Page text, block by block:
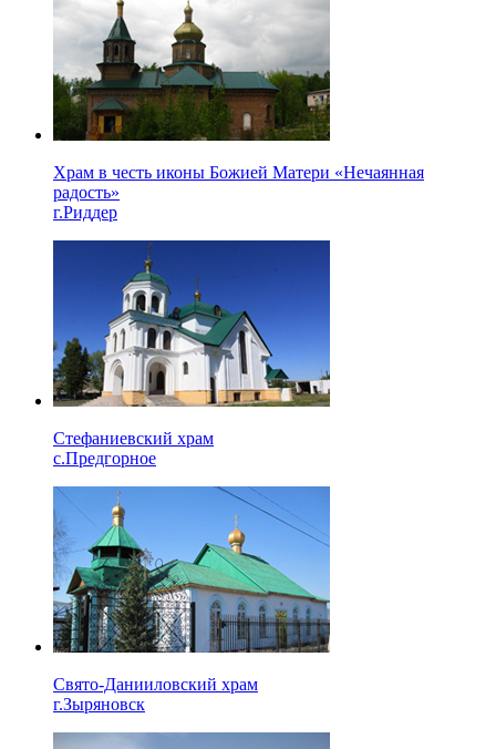
Храм в честь иконы Божией Матери «Нечаянная
радость»
г.Риддер
Стефаниевский храм
с.Предгорное
Свято-Данииловский храм
г.Зыряновск